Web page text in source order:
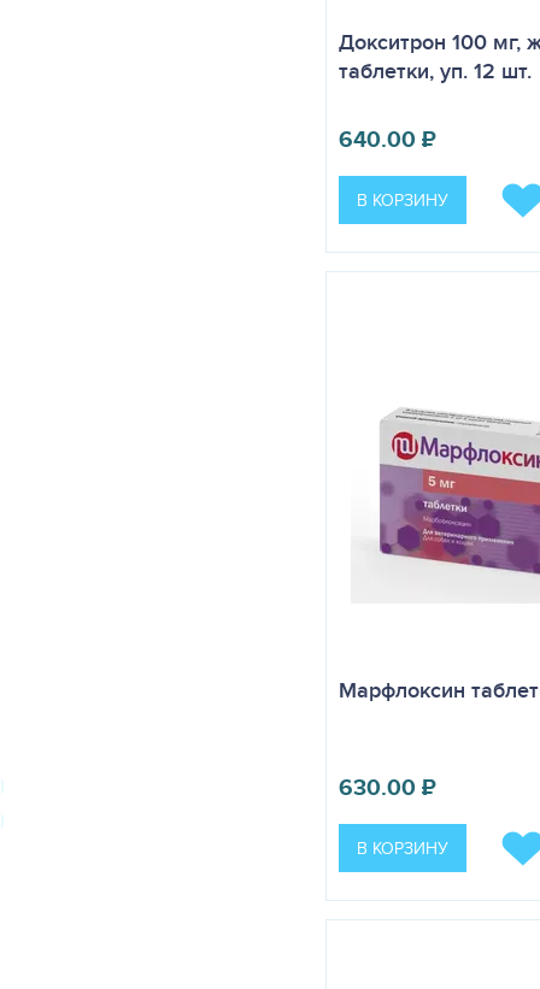
Докситрон 100 мг,
таблетки, уп. 12 шт.
640.00₽
В КОРЗИНУ
Марфлоксин
630.00₽
В КОРЗИНУ